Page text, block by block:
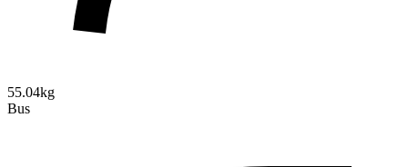
55.04kg
Bus